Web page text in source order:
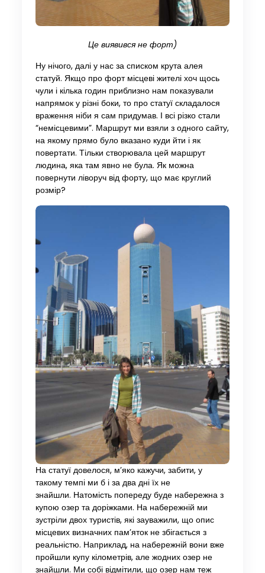
Це виявився не форт)
Ну нічого, далі у нас за списком крута алея
статуй. Якщо про форт місцеві жителі хоч щось
чули і кілька годин приблизно нам показували
напрямок у різні боки, то про статуї складалося
враження ніби я сам придумав. І всі різко стали
“немісцевими”. Маршрут ми взяли з одного сайту,
на якому прямо було вказано куди йти і як
повертати. Тільки створювала цей маршрут
людина, яка там явно не була. Як можна
повернути ліворуч від форту, що має круглий
розмір?
На статуї довелося, м’яко кажучи, забити, у
такому темпі ми б і за два дні їх не
знайшли. Натомість попереду буде набережна з
купою озер та доріжками. На набережній ми
зустріли двох туристів, які зауважили, що опис
місцевих визначних пам’яток не збігається з
реальністю. Наприклад, на набережній вони вже
пройшли купу кілометрів, але жодних озер не
знайшли. Ми собі відмітили, що озер нам теж